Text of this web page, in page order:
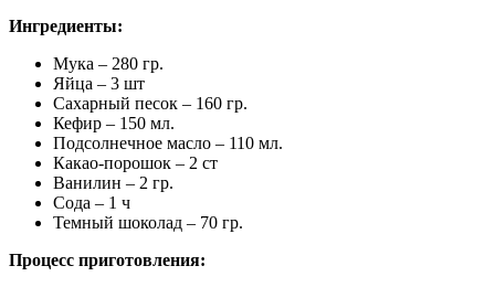
Ингредиенты:
Мука – 280 гр.
Яйца – 3 шт
Сахарный песок – 160 гр.
Кефир – 150 мл.
Подсолнечное масло – 110 мл.
Какао-порошок – 2 ст
Ванилин – 2 гр.
Сода – 1 ч
Темный шоколад – 70 гр.
Процесс приготовления: